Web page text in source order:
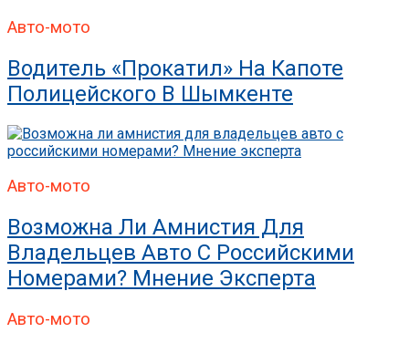
Авто-мото
Водитель «прокатил» На Капоте
Полицейского В Шымкенте
Авто-мото
Возможна Ли Амнистия Для
Владельцев Авто С Российскими
Номерами? Мнение Эксперта
Авто-мото